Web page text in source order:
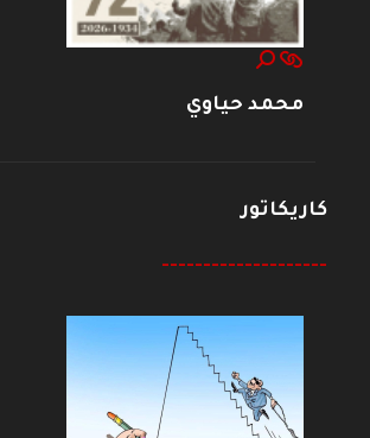
محمد حياوي
كاريكاتور
--------------------